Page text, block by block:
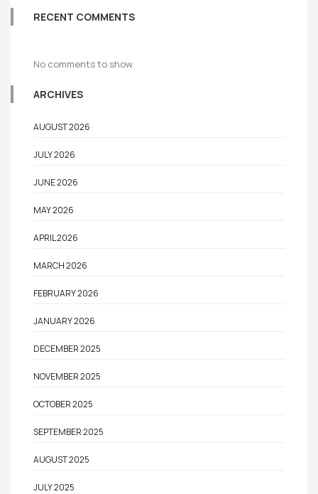
RECENT COMMENTS
No comments to show.
ARCHIVES
AUGUST 2026
JULY 2026
JUNE 2026
MAY 2026
APRIL 2026
MARCH 2026
FEBRUARY 2026
JANUARY 2026
DECEMBER 2025
NOVEMBER 2025
OCTOBER 2025
SEPTEMBER 2025
AUGUST 2025
JULY 2025